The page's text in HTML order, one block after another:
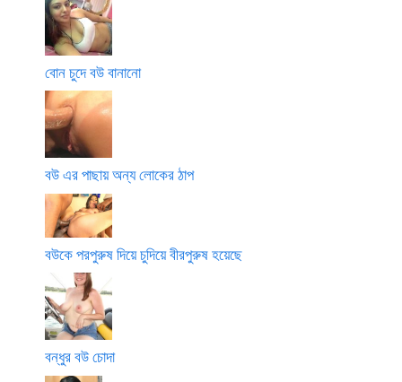
বোন চুদে বউ বানানো
বউ এর পাছায় অন্য লোকের ঠাপ
বউকে পরপুরুষ দিয়ে চুদিয়ে বীরপুরুষ হয়েছে
বন্ধুর বউ চোদা